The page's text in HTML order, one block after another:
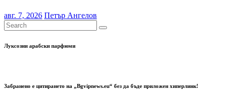
авг. 7, 2026 Петър Ангелов
Луксозни арабски парфюми
Забранено е цитирането на „Bgvipnews.eu“ без да бъде приложен хиперлинк!